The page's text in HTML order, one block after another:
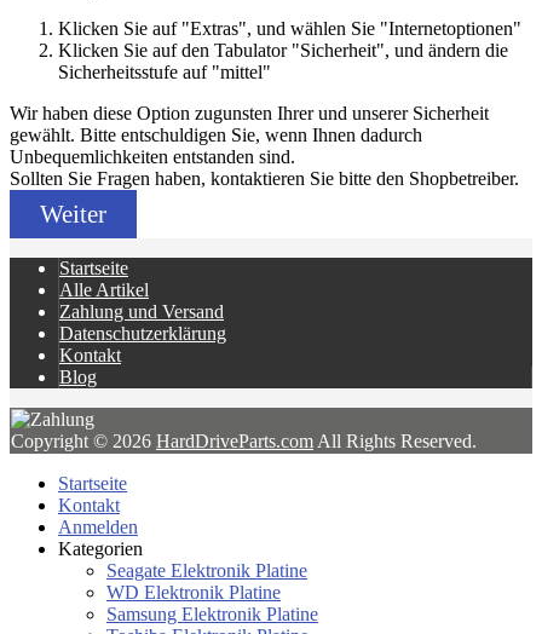
Klicken Sie auf "Extras", und wählen Sie "Internetoptionen"
Klicken Sie auf den Tabulator "Sicherheit", und ändern die
Sicherheitsstufe auf "mittel"
Wir haben diese Option zugunsten Ihrer und unserer Sicherheit
gewählt. Bitte entschuldigen Sie, wenn Ihnen dadurch
Unbequemlichkeiten entstanden sind.
Sollten Sie Fragen haben, kontaktieren Sie bitte den Shopbetreiber.
Weiter
Startseite
Alle Artikel
Zahlung und Versand
Datenschutzerklärung
Kontakt
Blog
Copyright © 2026 HardDriveParts.comAll Rights Reserved.
Startseite
Kontakt
Anmelden
Kategorien
Seagate Elektronik Platine
WD Elektronik Platine
Samsung Elektronik Platine